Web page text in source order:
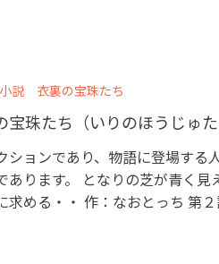
説 衣裏の宝珠たち
珠たち（いりのほうじゅ
ションであり、物語に登場する
あります。 となりの芝が青く
求める・・ 作：なおとっち 第